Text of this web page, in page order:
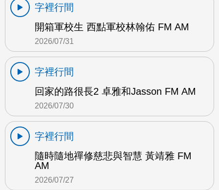
字裡行間
開箱軍校生 西點軍校林翰佑 FM AM
2026/07/31
字裡行間
回家的路很長2 卓雅和Jasson FM AM
2026/07/30
字裡行間
隨時隨地禪修慈悲與智慧 黃靖雅 FM
AM
2026/07/27